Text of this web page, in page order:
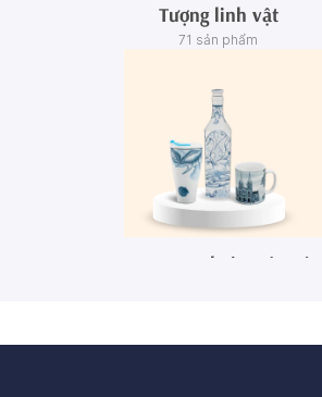
Tượng linh vật
71 sản phẩm
Ca - Ly - Chai - Hộp sứ